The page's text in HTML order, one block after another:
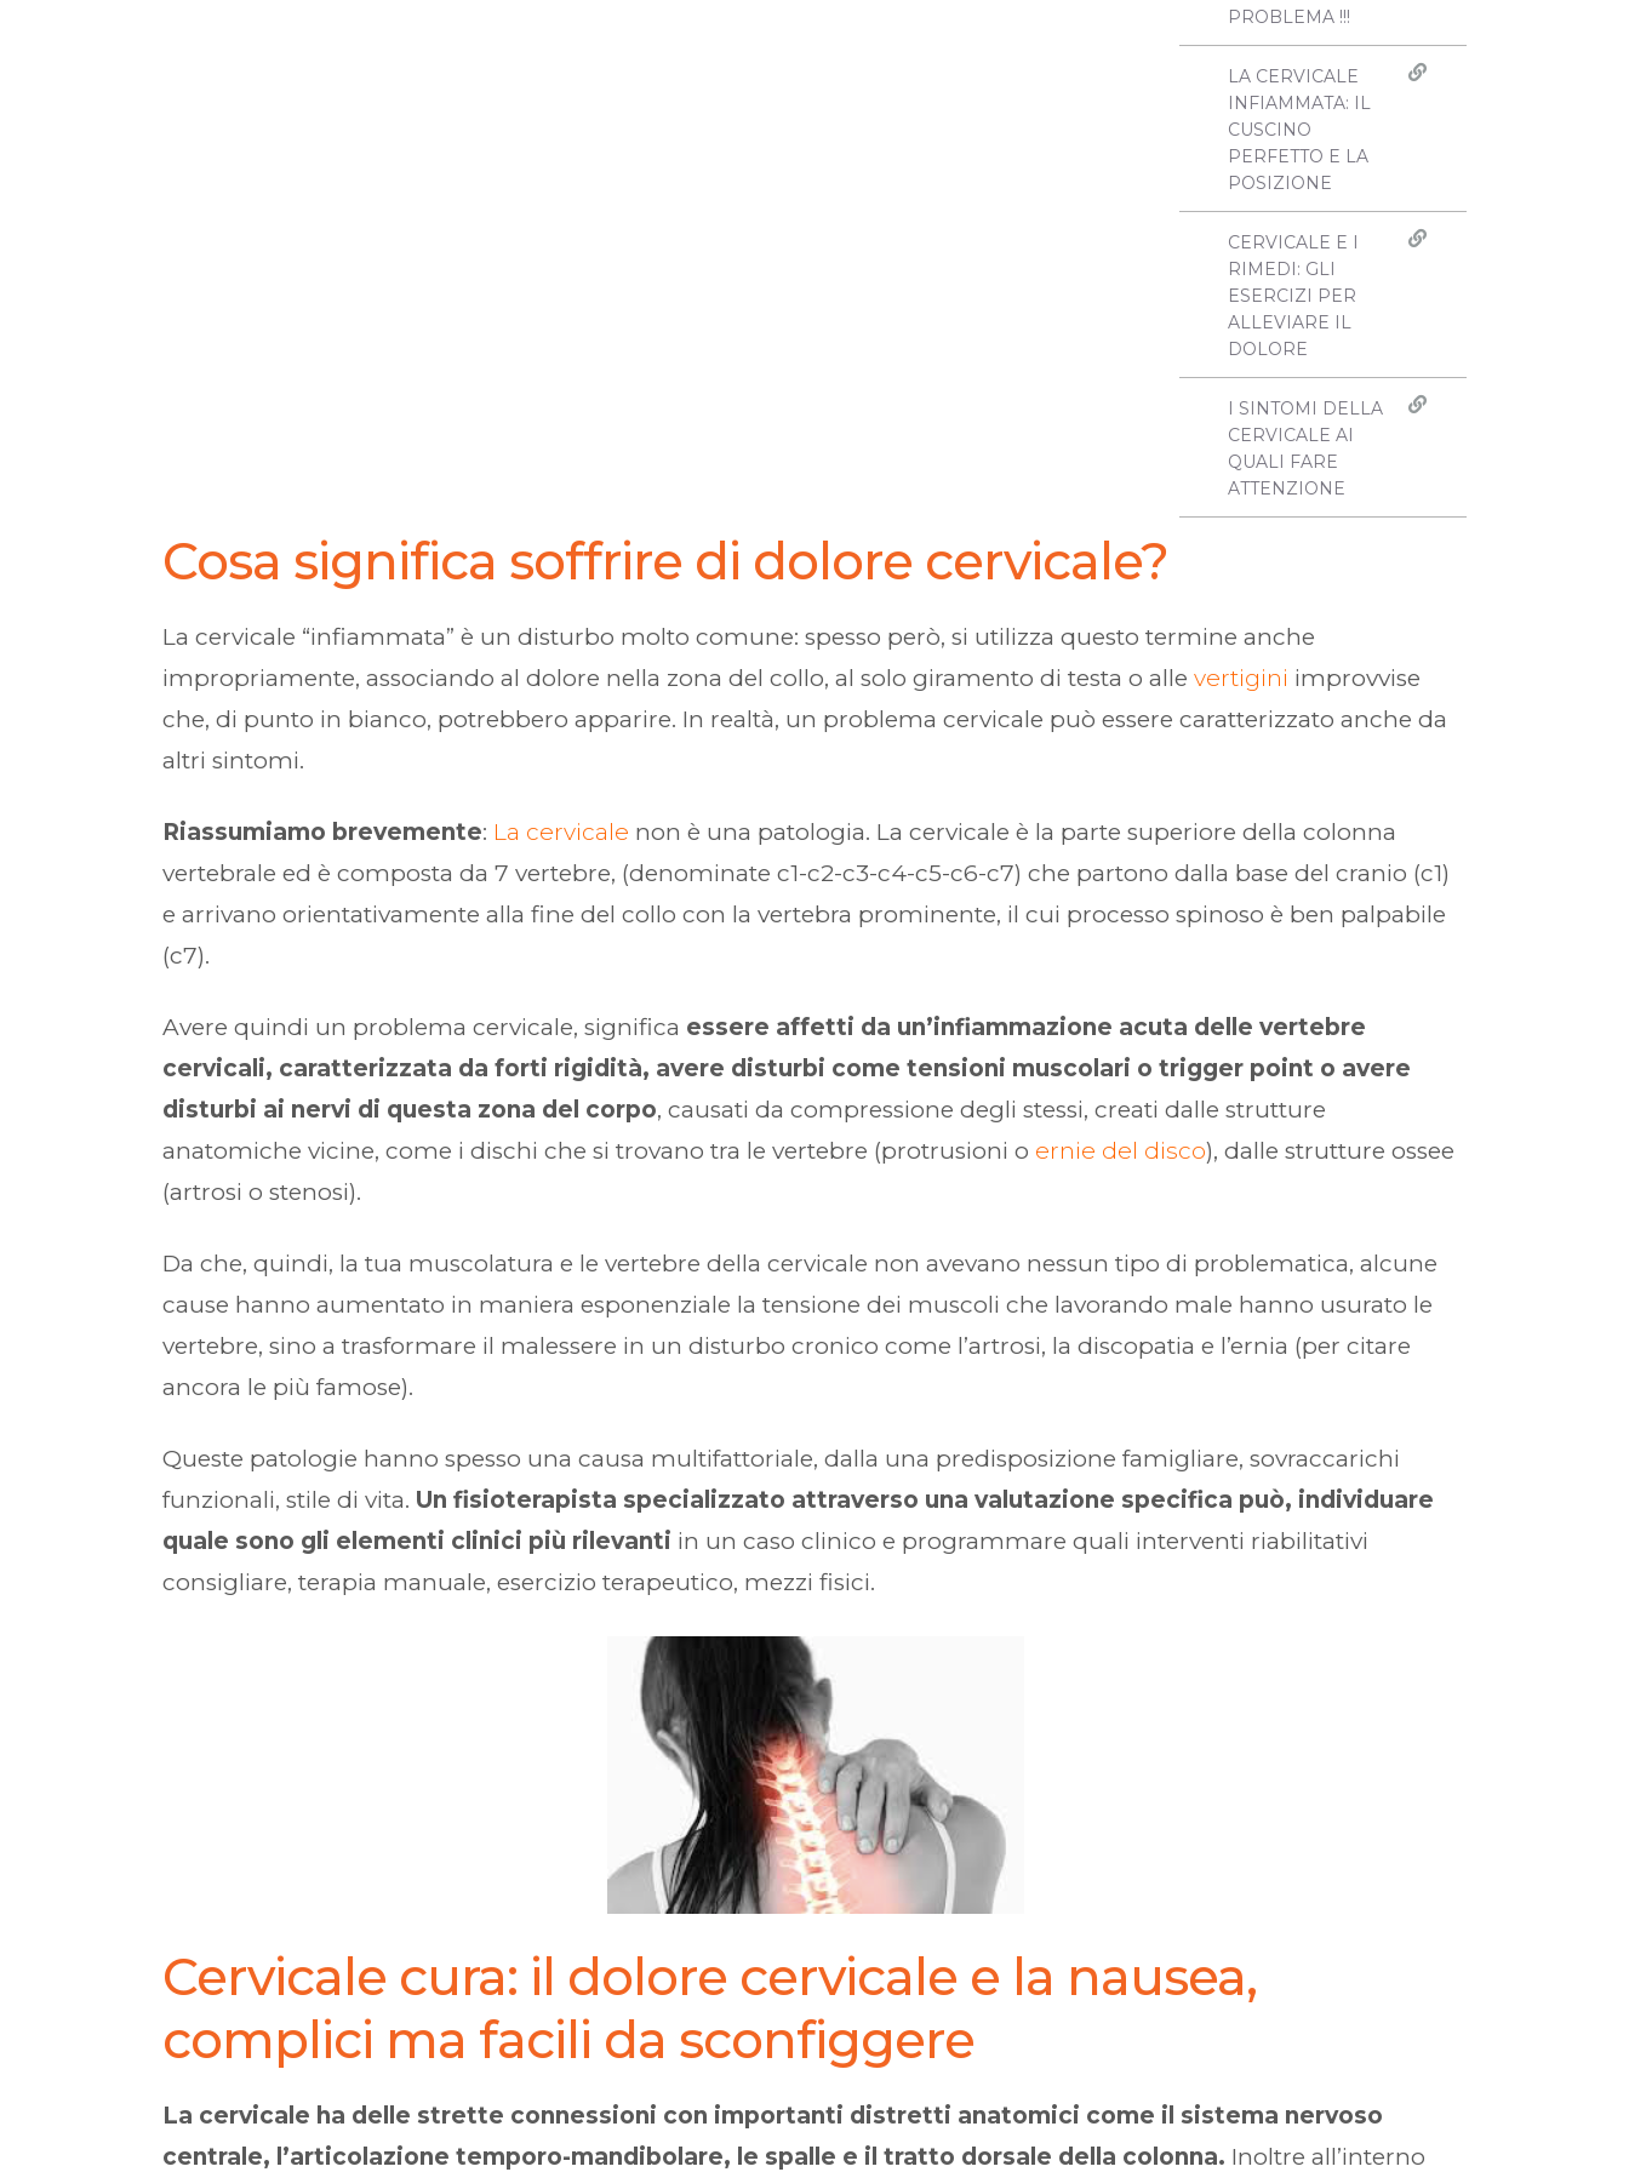
PROBLEMA !!!
LA CERVICALE
INFIAMMATA: IL
CUSCINO
PERFETTO E LA
POSIZIONE
CERVICALE E I
RIMEDI: GLI
ESERCIZI PER
ALLEVIARE IL
DOLORE
I SINTOMI DELLA
CERVICALE AI
QUALI FARE
ATTENZIONE
Cosa significa soffrire di dolore cervicale?
La cervicale “infiammata” è un disturbo molto comune: spesso però, si utilizza questo termine anche
impropriamente, associando al dolore nella zona del collo, al solo giramento di testa o alle vertigini improvvise
che, di punto in bianco, potrebbero apparire. In realtà, un problema cervicale può essere caratterizzato anche da
altri sintomi.
Riassumiamo brevemente: La cervicale non è una patologia. La cervicale è la parte superiore della colonna
vertebrale ed è composta da 7 vertebre, (denominate c1-c2-c3-c4-c5-c6-c7) che partono dalla base del cranio (c1)
e arrivano orientativamente alla fine del collo con la vertebra prominente, il cui processo spinoso è ben palpabile
(c7).
Avere quindi un problema cervicale, significa essere affetti da un’infiammazione acuta delle vertebre
cervicali, caratterizzata da forti rigidità, avere disturbi come tensioni muscolari o trigger point o avere
disturbi ai nervi di questa zona del corpo, causati da compressione degli stessi, creati dalle strutture
anatomiche vicine, come i dischi che si trovano tra le vertebre (protrusioni o ernie del disco), dalle strutture ossee
(artrosi o stenosi).
Da che, quindi, la tua muscolatura e le vertebre della cervicale non avevano nessun tipo di problematica, alcune
cause hanno aumentato in maniera esponenziale la tensione dei muscoli che lavorando male hanno usurato le
vertebre, sino a trasformare il malessere in un disturbo cronico come l’artrosi, la discopatia e l’ernia (per citare
ancora le più famose).
Queste patologie hanno spesso una causa multifattoriale, dalla una predisposizione famigliare, sovraccarichi
funzionali, stile di vita. Un fisioterapista specializzato attraverso una valutazione specifica può, individuare
quale sono gli elementi clinici più rilevanti in un caso clinico e programmare quali interventi riabilitativi
consigliare, terapia manuale, esercizio terapeutico, mezzi fisici.
Cervicale cura: il dolore cervicale e la nausea,
complici ma facili da sconfiggere
La cervicale ha delle strette connessioni con importanti distretti anatomici come il sistema nervoso
centrale, l’articolazione temporo-mandibolare, le spalle e il tratto dorsale della colonna. Inoltre all’interno